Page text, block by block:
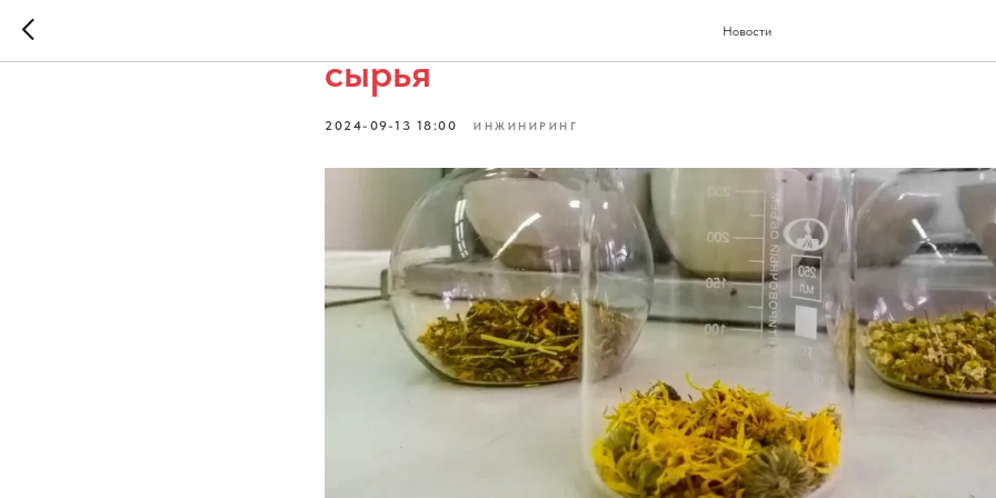
Новости
На Алтае создали косметику из
сырья
2024-09-13 18:00 ИНЖИНИРИНГ